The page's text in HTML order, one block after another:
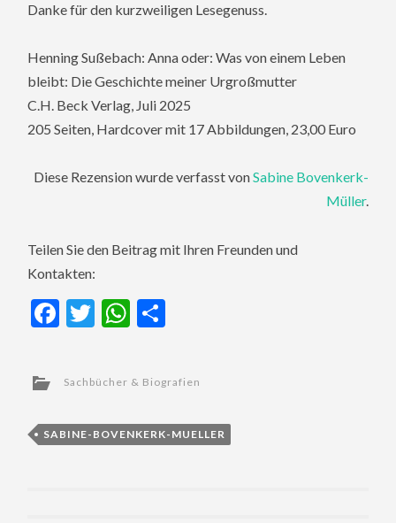
Danke für den kurzweiligen Lesegenuss.
Henning Sußebach: Anna oder: Was von einem Leben
bleibt: Die Geschichte meiner Urgroßmutter
C.H. Beck Verlag, Juli 2025
205 Seiten, Hardcover mit 17 Abbildungen, 23,00 Euro
Diese Rezension wurde verfasst vonSabine Bovenkerk-
Müller.
Teilen Sie den Beitrag mit Ihren Freunden und
Kontakten:
Facebook
TwitterWhatsApp
Sachbücher & Biografien
SABINE-BOVENKERK-MUELLER